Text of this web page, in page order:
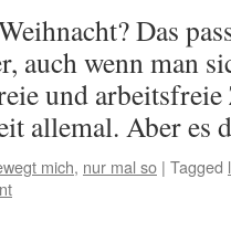
Das
auch wenn man
und
allemal. Aber
mich, nur mal so | Tagged